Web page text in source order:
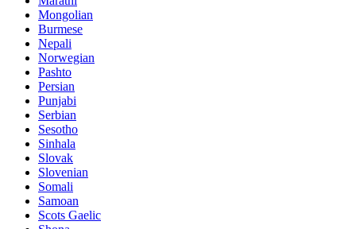
Mongolian
Burmese
Nepali
Norwegian
Pashto
Persian
Punjabi
Serbian
Sesotho
Sinhala
Slovak
Slovenian
Somali
Samoan
Scots Gaelic